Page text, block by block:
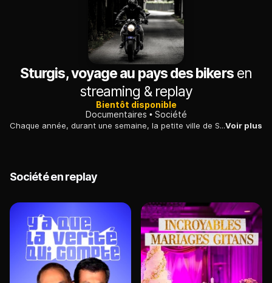
Sturgis, voyage au pays des bikersen
streaming & replay
Bientôt disponible
Documentaires
Société
Chaque année, durant une semaine, la petite ville de Sturgis, dans le Dakota du Sud, accueille au beau milieu de l'été toute la planète biker.Voir plus
Société en replay